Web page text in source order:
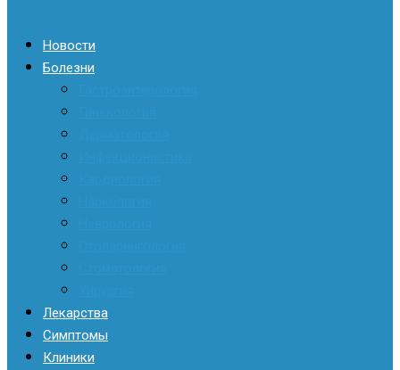
Новости
Болезни
Лекарства
Симптомы
Клиники